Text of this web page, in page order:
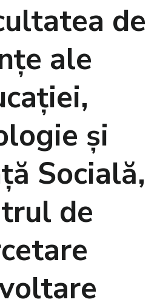
de
ale
și
Socială,
de